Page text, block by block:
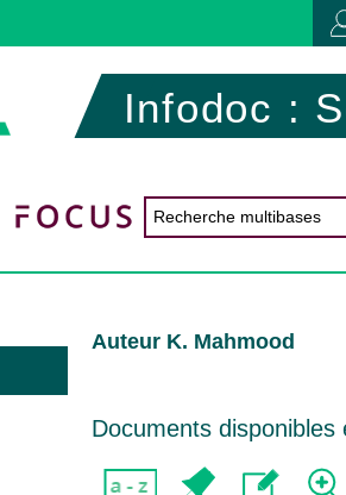
Infodoc :
Auteur K. Mahmood
Documents